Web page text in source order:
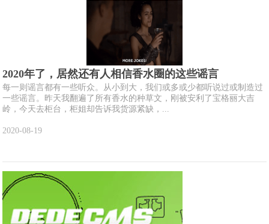
2020年了，居然还有人相信香水圈的这些谣言
每一则谣言都有一些听众。从小到大，我们或多或少都听说过或制造过
一些谣言。昨天我翻遍了所有香水的种草文，刚被安利了宝格丽大吉
岭，今天去柜台，柜姐却告诉我货源紧缺，...
2020-08-19